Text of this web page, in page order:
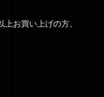
お買い上げの方、